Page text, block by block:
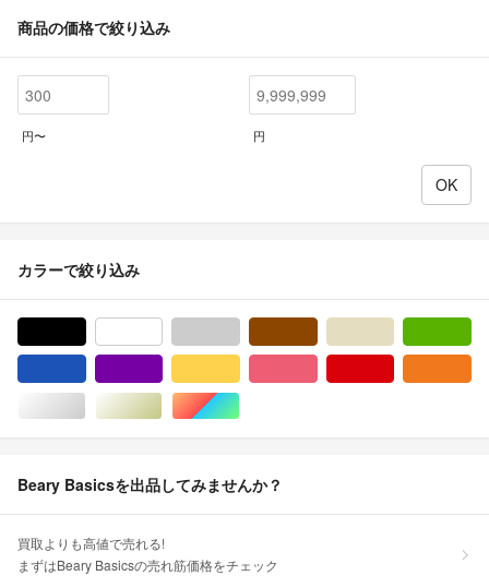
商品の価格で絞り込み
円〜 円
カラーで絞り込み
シルバー/銀色系ゴールド/金色系マルチカラー
Beary Basicsを出品してみませんか？
買取よりも高値で売れる!
まずはBeary Basicsの売れ筋価格をチェック